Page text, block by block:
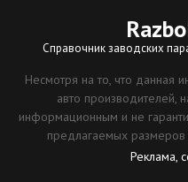
Справочник заводских
Несмотря на то, что данная
авто производителей,
информационным и не
предлагаемых
Реклама,